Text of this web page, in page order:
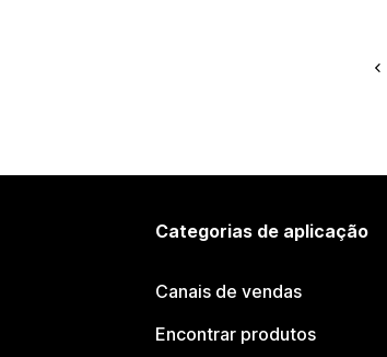
Categorias de aplicação
Canais de vendas
Encontrar produtos